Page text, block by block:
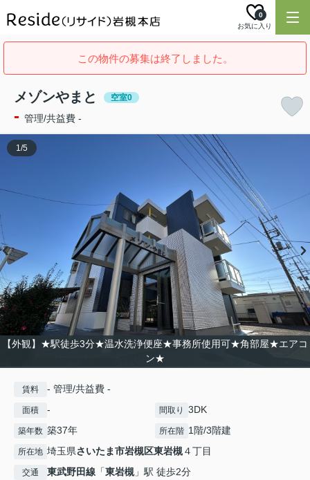
お気に入り
0
この物件の募集は終了しました。
メゾンやまと 空室0
- 管理/共益費 -
【外観】★駅徒歩3分★温水洗浄便座★事務所使用可★角部屋★エアコ
ン★
1/5
賃料 - 管理/共益費 -
面積 - 間取り 3DK
築年数 築37年 所在階 1階/3階建
所在地 埼玉県さいたま市岩槻区東岩槻４丁目
交通 東武野田線 「東岩槻 」駅 徒歩2分